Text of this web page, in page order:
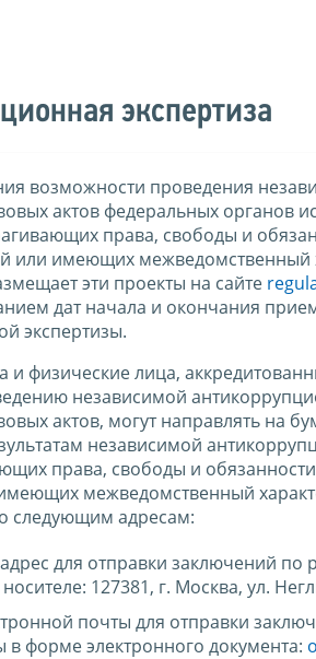
экспертиза
возможности проведения
актов федеральных органов
права, свободы и
или имеющих
эти проекты на сайте
дат начала и окончания
экспертизы.
физические лица,
независимой
актов, могут направлять на
независимой
права, свободы и
межведомственный
следующим адресам:
для отправки заключений по
127381, г. Москва, ул.
почты для отправки
в форме электронного документа: